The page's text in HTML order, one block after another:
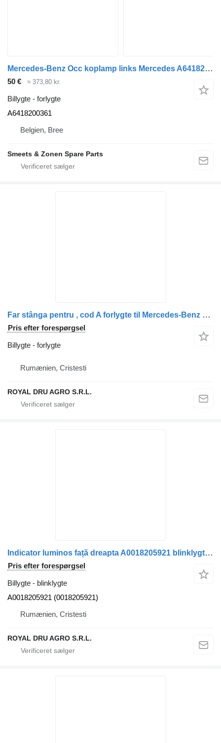
Mercedes-Benz Occ koplamp links Mercedes A6418200361 forlygte til lastbil
50 € ≈ 373,80 kr.
Billygte - forlygte
A6418200361
Belgien, Bree
Smeets & Zonen Spare Parts
Far stânga pentru , cod A forlygte til Mercedes-Benz 9608200639 lastbil
Pris efter forespørgsel
Billygte - forlygte
Rumænien, Cristesti
ROYAL DRU AGRO S.R.L.
Indicator luminos față dreapta A0018205921 blinklygte til Mercedes-Benz A0018205921 lastbil
Pris efter forespørgsel
Billygte - blinklygte
A0018205921 (0018205921)
Rumænien, Cristesti
ROYAL DRU AGRO S.R.L.